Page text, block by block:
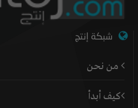
شبكة إنتج
من نحن
كيف أبدأ